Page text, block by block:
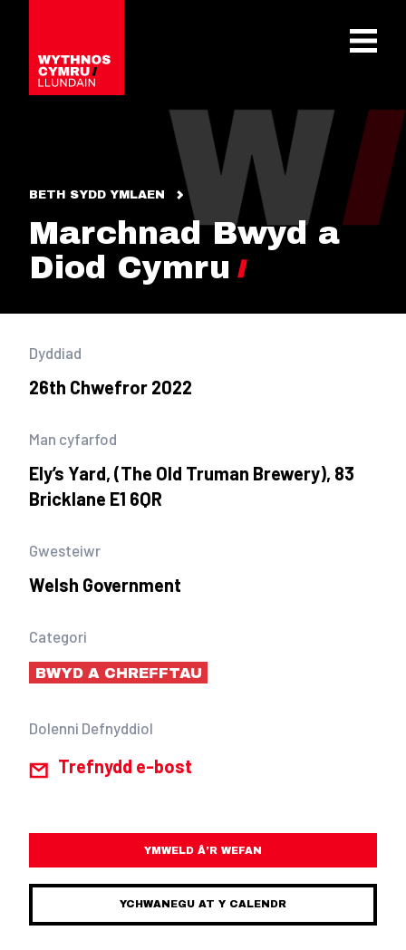
OPEN
BETH SYDD YMLAEN
Marchnad Bwyd a
Diod Cymru
Dyddiad
26th Chwefror 2022
Man cyfarfod
Ely’s Yard, (The Old Truman Brewery), 83
Bricklane E1 6QR
Gwesteiwr
Welsh Government
Categori
BWYD A CHREFFTAU
Dolenni Defnyddiol
Trefnydd e-bost
YMWELD Â’R WEFAN
YCHWANEGU AT Y CALENDR